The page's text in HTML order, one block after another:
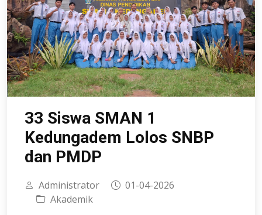
33 Siswa SMAN 1
Kedungadem Lolos SNBP
dan PMDP
Administrator
01-04-2026
Akademik